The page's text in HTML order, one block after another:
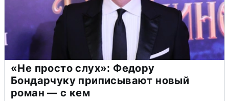
«Не просто слух»: Федору
Бондарчуку приписывают новый
роман — с кем